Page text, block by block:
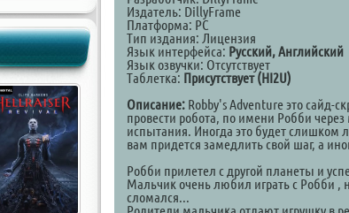
Издатель: DillyFrame
Платформа: PC
Тип издания: Лицензия
Язык интерфейса: Русский, Английский
Язык озвучки: Отсутствует
Таблетка: Присутствует (HI2U)
Описание: Robby's Adventure это сайд-
провести робота, по имени Робби
испытания. Иногда это будет слишком
вам придется замедлить свой шаг, а
Робби прилетел с другой планеты и
Мальчик очень любил играть с Робби ,
сломался...